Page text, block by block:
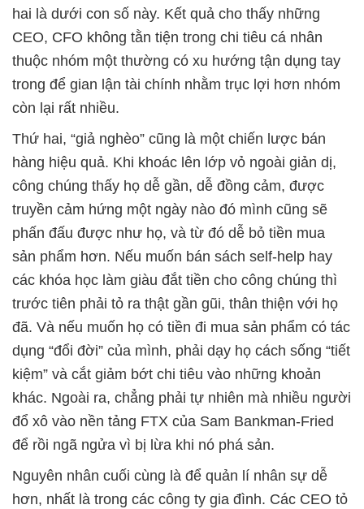
hai là dưới con số này. Kết quả cho thấy những
CEO, CFO không tằn tiện trong chi tiêu cá nhân
thuộc nhóm một thường có xu hướng tận dụng tay
trong để gian lận tài chính nhằm trục lợi hơn nhóm
còn lại rất nhiều.
Thứ hai, “giả nghèo” cũng là một chiến lược bán
hàng hiệu quả. Khi khoác lên lớp vỏ ngoài giản dị,
công chúng thấy họ dễ gần, dễ đồng cảm, được
truyền cảm hứng một ngày nào đó mình cũng sẽ
phấn đấu được như họ, và từ đó dễ bỏ tiền mua
sản phẩm hơn. Nếu muốn bán sách self-help hay
các khóa học làm giàu đắt tiền cho công chúng thì
trước tiên phải tỏ ra thật gần gũi, thân thiện với họ
đã. Và nếu muốn họ có tiền đi mua sản phẩm có tác
dụng “đổi đời” của mình, phải dạy họ cách sống “tiết
kiệm” và cắt giảm bớt chi tiêu vào những khoản
khác. Ngoài ra, chẳng phải tự nhiên mà nhiều người
đổ xô vào nền tảng FTX của Sam Bankman-Fried
để rồi ngã ngửa vì bị lừa khi nó phá sản.
Nguyên nhân cuối cùng là để quản lí nhân sự dễ
hơn, nhất là trong các công ty gia đình. Các CEO tỏ